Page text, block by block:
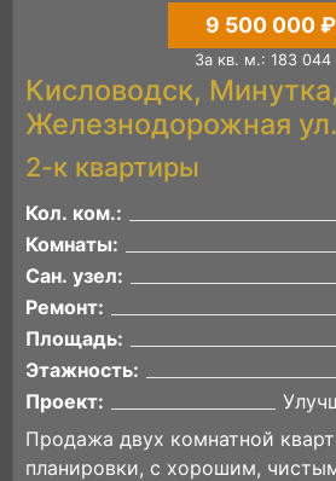
9 500 000 ₽
За кв. м.: 183 044
Кисловодск, Минутка,
Железнодорожная ул.
2-к квартиры
Кол. ком.:
Комнаты:
Сан. узел:
Ремонт:
Площадь:
Этажность:
Проект:
Продажа двух комнатной
планировки, с хорошим,